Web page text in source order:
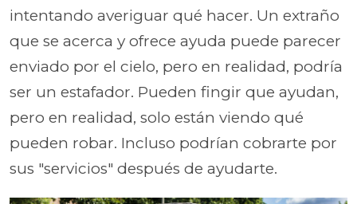
intentando averiguar qué hacer. Un extraño
que se acerca y ofrece ayuda puede parecer
enviado por el cielo, pero en realidad, podría
ser un estafador. Pueden fingir que ayudan,
pero en realidad, solo están viendo qué
pueden robar. Incluso podrían cobrarte por
sus "servicios" después de ayudarte.